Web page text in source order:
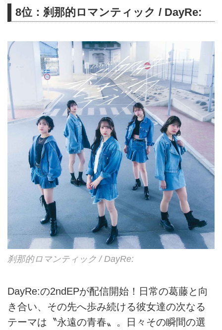
8位：刹那的ロマンティック / DayRe:
刹那的ロマンティック / DayRe:
DayRe:の2ndEPが配信開始！日常の葛藤と向
き合い、その先へ歩み続ける彼女達の次なる
テーマは〝永遠の青春〟。日々その瞬間の選